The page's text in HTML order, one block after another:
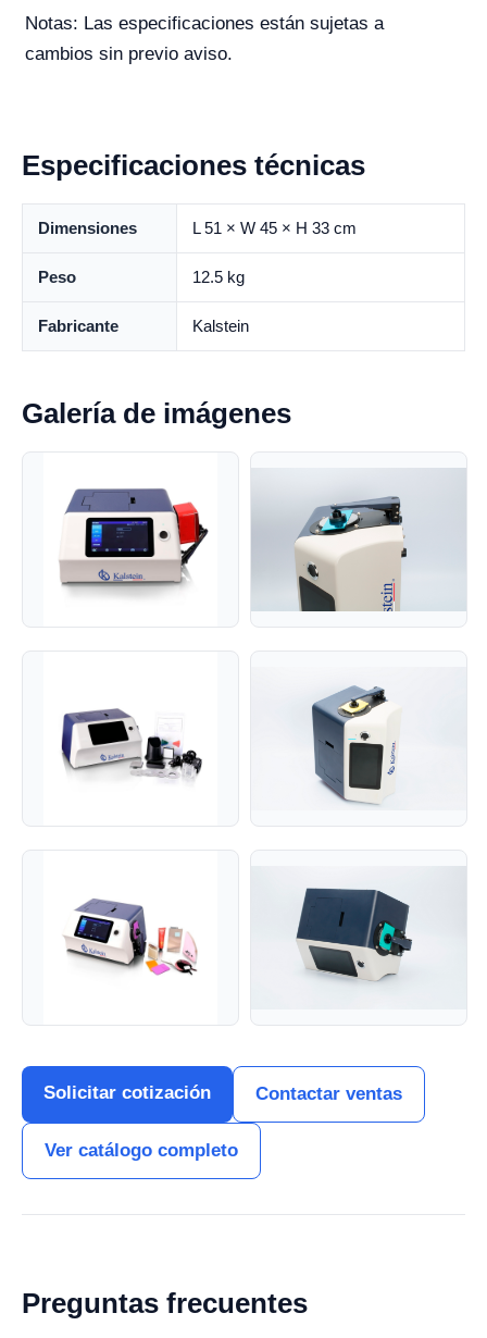
Notas: Las especificaciones están sujetas a
cambios sin previo aviso.
Especificaciones técnicas
Dimensiones L 51 × W 45 × H 33 cm
Peso 12.5 kg
Fabricante Kalstein
Galería de imágenes
Solicitar cotización Contactar ventas
Ver catálogo completo
Preguntas frecuentes